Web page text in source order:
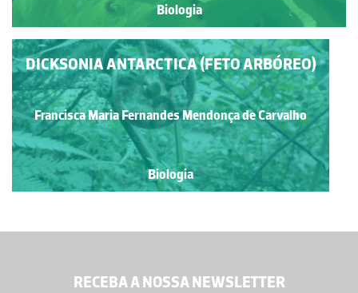
Biologia
DICKSONIA ANTARCTICA (FETO ARBÓREO)
Francisca Maria Fernandes Mendonça de Carvalho
Biologia
RECEBA A NOSSA NEWSLETTER